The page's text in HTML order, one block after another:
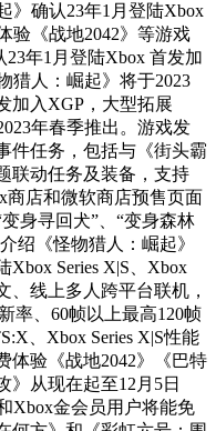
》确认23年1月登陆Xbox
验《战地2042》等游戏
23年1月登陆Xbox 首发加
猎人：崛起》将于2023
加入XGP，大型拓展
年春季推出。游戏发
件任务，包括与《街头霸
联动任务及装备，支持
商店和微软商店预售页面
身寻回犬”、“变身森林
绍《怪物猎人：崛起》
Series X|S、Xbox
、线上多人跨平台联机，
率、60帧以上最高120帧
、Xbox Series X|S性能
体验《战地2042》《巴特
》从现在起至12月5日
Xbox金会员用户将能免